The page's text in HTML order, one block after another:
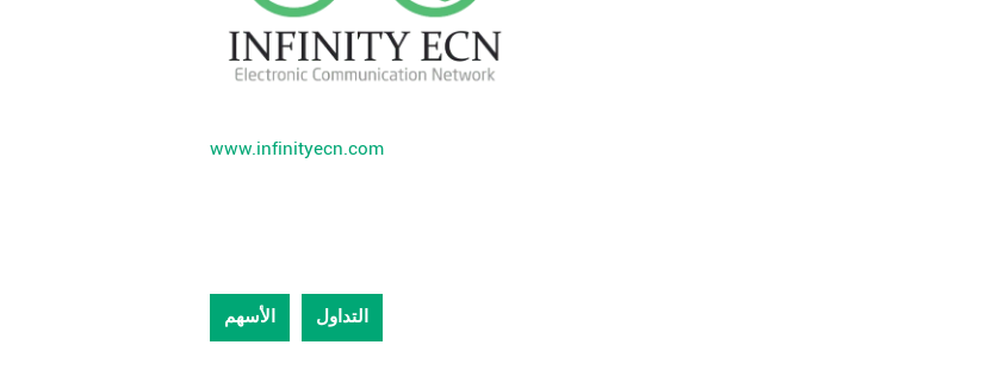
www.infinityecn.com
الأسهم التداول